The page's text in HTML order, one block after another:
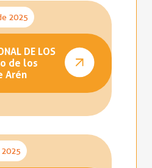
2025
DE LOS
de los
Arén